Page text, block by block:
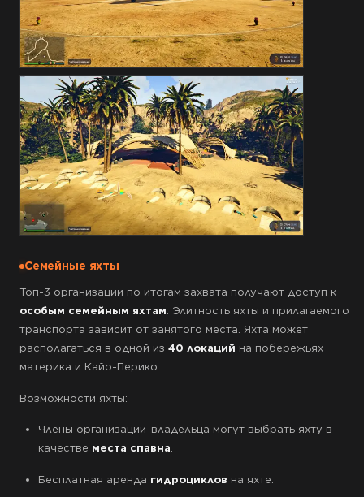
Семейные яхты
Топ-3 организации по итогам захвата получают доступ к
особым семейным яхтам. Элитность яхты и прилагаемого
транспорта зависит от занятого места. Яхта может
располагаться в одной из 40 локаций на побережьях
материка и Кайо-Перико.
Возможности яхты:
Члены организации-владельца могут выбрать яхту в
качестве места спавна.
Бесплатная аренда гидроциклов на яхте.